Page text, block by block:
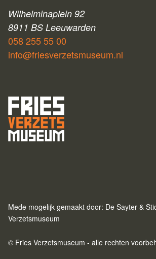
Wilhelminaplein 92
8911 BS Leeuwarden
058 255 55 00
info@friesverzetsmuseum.nl
Mede mogelijk gemaakt door: De Sayter &
Verzetsmuseum
© Fries Verzetsmuseum - alle rechten